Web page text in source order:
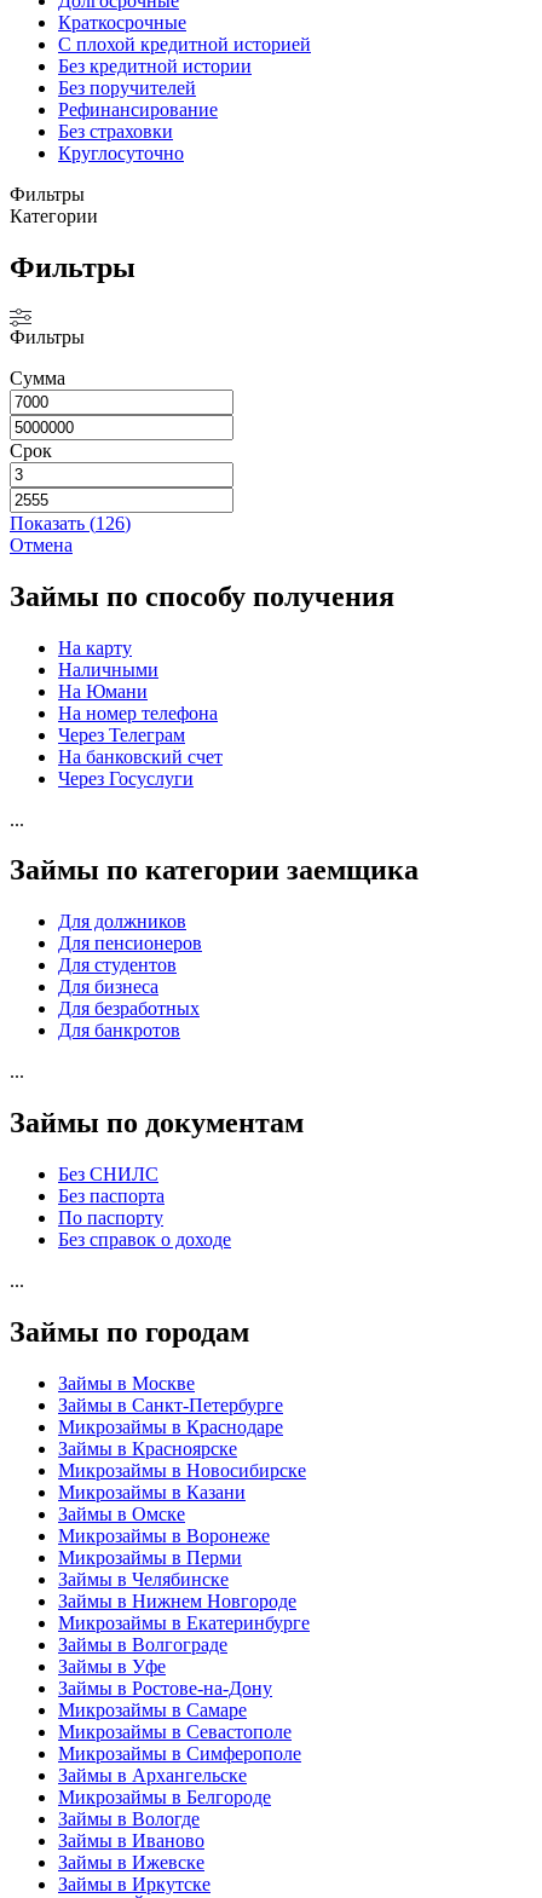
Краткосрочные
С плохой кредитной историей
Без кредитной истории
Без поручителей
Рефинансирование
Без страховки
Круглосуточно
Фильтры
Категории
Фильтры
Фильтры
Сумма
Срок
Показать (126)
Отмена
Займы по способу получения
На карту
Наличными
На Юмани
На номер телефона
Через Телеграм
На банковский счет
Через Госуслуги
...
Займы по категории заемщика
Для должников
Для пенсионеров
Для студентов
Для бизнеса
Для безработных
Для банкротов
...
Займы по документам
Без СНИЛС
Без паспорта
По паспорту
Без справок о доходе
...
Займы по городам
Займы в Москве
Займы в Санкт-Петербурге
Микрозаймы в Краснодаре
Займы в Красноярске
Микрозаймы в Новосибирске
Микрозаймы в Казани
Займы в Омске
Микрозаймы в Воронеже
Микрозаймы в Перми
Займы в Челябинске
Займы в Нижнем Новгороде
Микрозаймы в Екатеринбурге
Займы в Волгограде
Займы в Уфе
Займы в Ростове-на-Дону
Микрозаймы в Самаре
Микрозаймы в Севастополе
Микрозаймы в Симферополе
Займы в Архангельске
Микрозаймы в Белгороде
Займы в Вологде
Займы в Иваново
Займы в Ижевске
Займы в Иркутске